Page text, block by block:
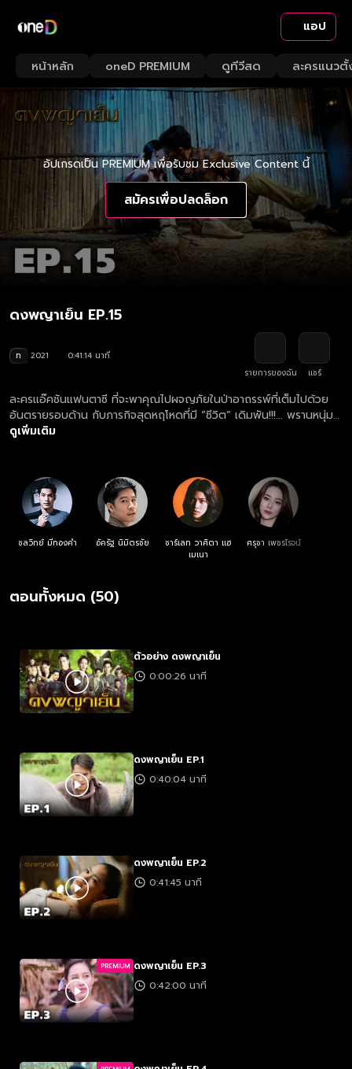
แอป
หน้าหลัก oneD PREMIUM ดูทีวีสด ละครแนวตั้
อัปเกรดเป็น PREMIUM เพื่อรับชม Exclusive Content นี้
สมัครเพื่อปลดล็อก
ดงพญาเย็น EP.15
ท 2021
0:41:14 นาที
รายการของฉัน
แชร์
ละครแอ๊คชันแฟนตาซี ที่จะพาคุณไปผจญภัยในป่าอาถรรพ์ที่เต็มไปด้วย
อันตรายรอบด้าน กับภารกิจสุดหฤโหดที่มี “ชีวิต” เดิมพัน!!!... พรานหนุ่มผู้
มีคาถาอาคมตกลงช่วยนำทางให้สาวงามจากพระนครออกตามหาพ่อใน
ดูเพิ่มเติม
ชลวิทย์ มีทองคำ อัครัฐ นิมิตรชัย
ชาร์เลท วาศิตา แฮ
เมเนา
ศรุชา เพชรโรจน์
ตอนทั้งหมด (50)
ตัวอย่าง ดงพญาเย็น
0:00:26 นาที
ดงพญาเย็น EP.1
0:40:04 นาที
ดงพญาเย็น EP.2
0:41:45 นาที
PREMIUM ดงพญาเย็น EP.3
0:42:00 นาที